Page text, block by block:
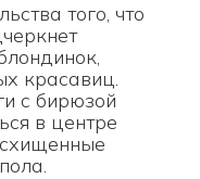
того, что
красавиц.
с бирюзой
в центре